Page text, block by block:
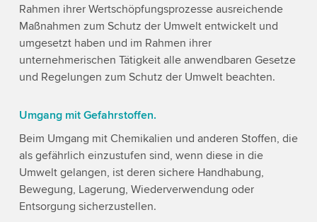
Rahmen ihrer Wertschöpfungsprozesse ausreichende
Maßnahmen zum Schutz der Umwelt entwickelt und
umgesetzt haben und im Rahmen ihrer
unternehmerischen Tätigkeit alle anwendbaren Gesetze
und Regelungen zum Schutz der Umwelt beachten.
Umgang mit Gefahrstoffen.
Beim Umgang mit Chemikalien und anderen Stoffen, die
als gefährlich einzustufen sind, wenn diese in die
Umwelt gelangen, ist deren sichere Handhabung,
Bewegung, Lagerung, Wiederverwendung oder
Entsorgung sicherzustellen.